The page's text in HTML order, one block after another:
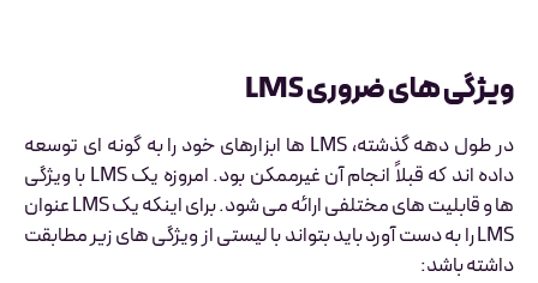
ویژگی های ضروری LMS
در طول دهه گذشته، LMS ها ابزارهای خود را به گونه ای توسعه
داده اند که قبلاً انجام آن غیرممکن بود. امروزه یک LMS با ویژگی
ها و قابلیت های مختلفی ارائه می شود. برای اینکه یک LMS عنوان
LMS را به دست آورد باید بتواند با لیستی از ویژگی های زیر مطابقت
داشته باشد: